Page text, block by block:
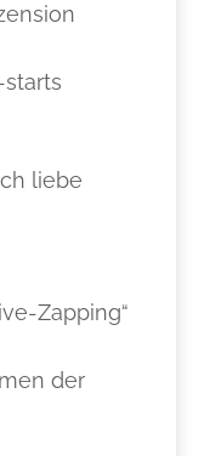
starts
liebe
Zapping“
der